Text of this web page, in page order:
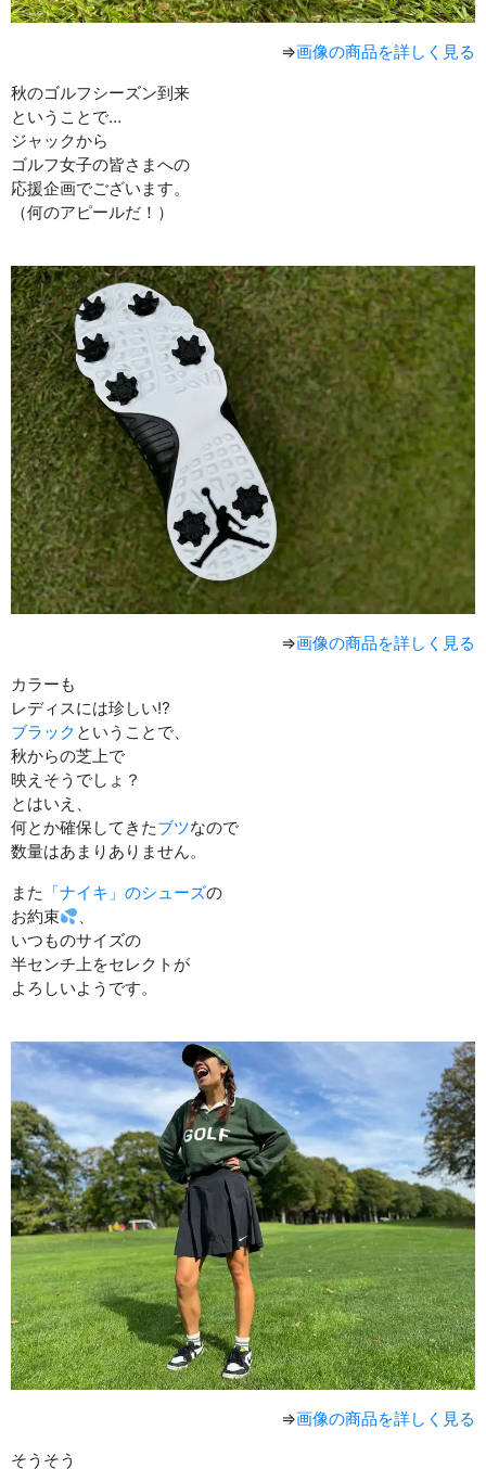
⇒画像の商品を詳しく見る
秋のゴルフシーズン到来
ということで…
ジャックから
ゴルフ女子の皆さまへの
応援企画でございます。
（何のアピールだ！）
⇒画像の商品を詳しく見る
カラーも
レディスには珍しい⁉︎
ブラック ということで、
秋からの芝上で
映えそうでしょ？
とはいえ、
何とか確保してきたブツなので
数量はあまりありません。
また 「ナイキ」のシューズの
お約束
、
いつものサイズの
半センチ上をセレクトが
よろしいようです。
⇒画像の商品を詳しく見る
そうそう